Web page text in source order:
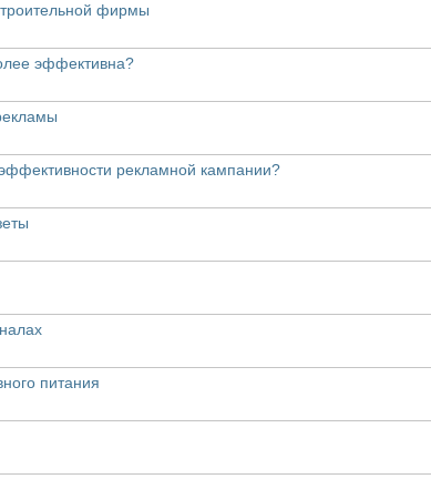
фирмы
эффективна?
рекламной кампании?
питания